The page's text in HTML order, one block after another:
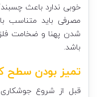
خوبی ندارد باعث
مصرفی باید متناسب
شدن پهنا و ضخامت
باشد.
تمیز بودن سطح
قبل از شروع